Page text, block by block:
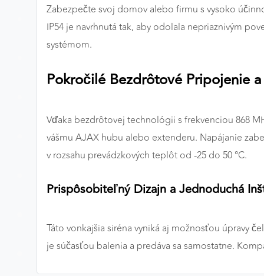
Zabezpečte svoj domov alebo firmu s vysoko
IP54 je navrhnutá tak, aby odolala nepriaznivým
systémom.
Pokročilé Bezdrôtové Pripojenie
Vďaka bezdrôtovej technológii s frekvenciou 868
vášmu AJAX hubu alebo extenderu. Napájanie
v rozsahu prevádzkových teplôt od -25 do 50 °C.
Prispôsobiteľný Dizajn a Jednoduchá
Táto vonkajšia siréna vyniká aj možnosťou úpravy
je súčasťou balenia a predáva sa samostatne.
Preferenčné cookies
Analytické cookies nám umožňujú meranie výkonu
pomocou týchto cookies spracovávame anonymne a
súhrnne, bez použitia identifikátorov, ktoré ukazujú na
konkrétnych používateľov nášho webu. Vďaka týmto
našich stránok.
Poskytovateľ: Google